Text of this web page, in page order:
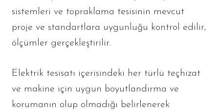
sistemleri ve topraklama tesisinin mevcut
proje ve standartlara uygunluğu kontrol edilir,
ölçümler gerçekleştirilir.
Elektrik tesisatı içerisindeki her türlü teçhizat
ve makine için uygun boyutlandırma ve
korumanın olup olmadığı belirlenerek